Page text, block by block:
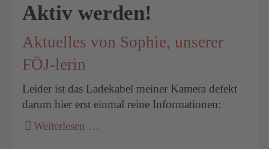
Aktiv werden!
Aktuelles von Sophie, unserer
FÖJ-lerin
Leider ist das Ladekabel meiner Kamera defekt
darum hier erst einmal reine Informationen:
Weiterlesen …